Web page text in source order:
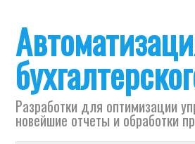
Разработки для оптимизации
новейшие отчеты и обработки